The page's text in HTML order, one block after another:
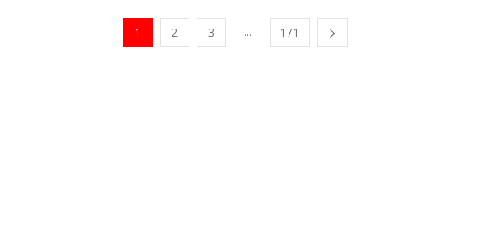
1 2 3 ... 171